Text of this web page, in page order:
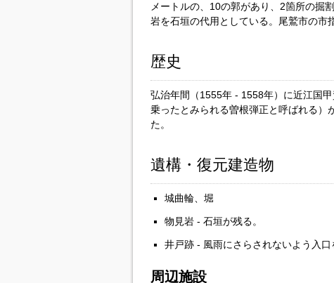
メートルの、10の郭があり、2箇所の掘
岩を石垣の代用としている。尾鷲市の市
歴史
弘治年間（1555年 - 1558年）に近江国
乗ったとみられる曽根弾正と呼ばれる）
た。
遺構・復元建造物
城曲輪、堀
物見岩 - 石垣が残る。
井戸跡 - 風雨にさらされないよう入口
周辺施設